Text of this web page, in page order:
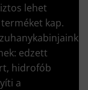
lehet
kap.
edzett
hidrofób
a